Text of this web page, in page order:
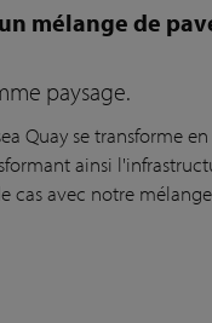
mélange de
paysage.
Quay se transforme
ainsi
cas avec notre